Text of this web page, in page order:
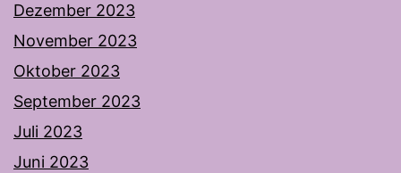
Dezember 2023
November 2023
Oktober 2023
September 2023
Juli 2023
Juni 2023